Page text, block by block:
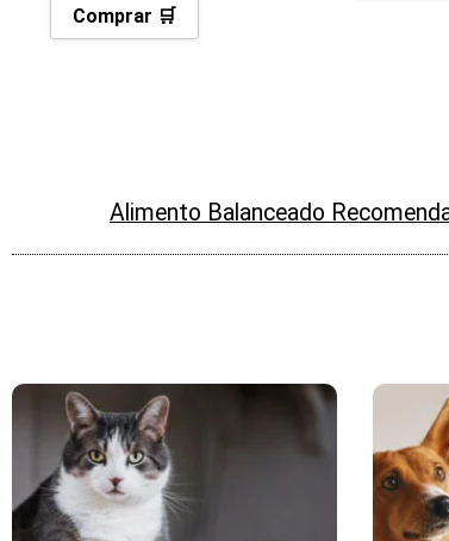
Comprar 🛒
Alimento Balanceado